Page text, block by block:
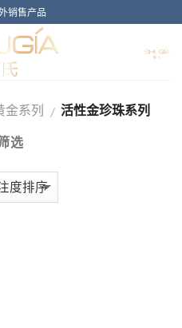
销售产品
金系列 / 活性金珍珠系列
选